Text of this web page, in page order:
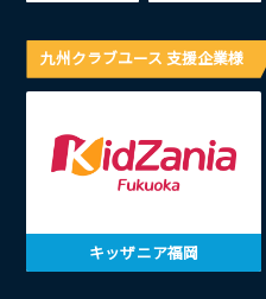
九州クラブユース 支援企業様
キッザニア福岡